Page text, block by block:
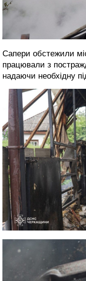
Сапери обстежили
працювали з
надаючи необхідну